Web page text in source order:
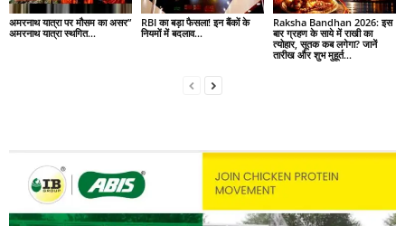
अमरनाथ यात्रा पर मौसम का असर”
अमरनाथ यात्रा स्थगित…
RBI का बड़ा फैसला! इन बैंकों के
नियमों में बदलाव…
Raksha Bandhan 2026: इस
बार ग्रहण के साये में राखी का
त्योहार, सूतक कब लगेगा? जानें
तारीख और शुभ मुहूर्त…